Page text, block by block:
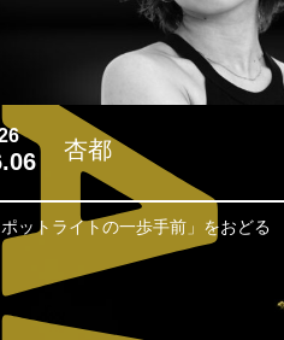
杏都
ポットライトの一歩手前」をおどる